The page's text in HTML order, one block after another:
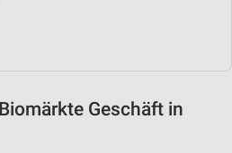
Geschäft in